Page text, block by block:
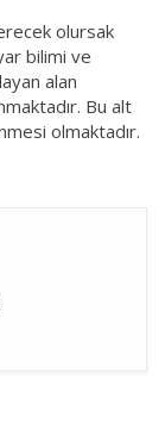
olursak
bilimi ve
alan
Bu alt
olmaktadır.